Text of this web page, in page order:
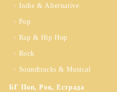
Indie & Alternative
Pop
Rap & Hip Hop
Rock
Soundtracks & Musical
БГ Поп, Рок, Естрада